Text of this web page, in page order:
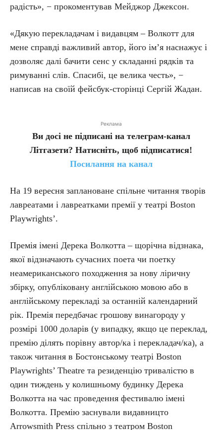
радість», − прокоментував Мейджор Джексон.
«Дякую перекладачам і видавцям – Волкотт для
мене справді важливий автор, його ім’я наснажує і
дозволяє далі бачити сенс у складанні рядків та
римуванні слів. Спасибі, це велика честь», −
написав на своїй фейсбук-сторінці Сергій Жадан.
Реклама
Ви досі не підписані на телеграм-канал
Літгазети? Натисніть, щоб підписатися!
Посилання на канал
На 19 вересня заплановане спільне читання творів
лавреатами і лавреатками премії у театрі Boston
Playwrights’.
Премія імені Дерека Волкотта – щорічна відзнака,
якої відзначають сучасних поета чи поетку
неамериканського походження за нову ліричну
збірку, опубліковану англійською мовою або в
англійському перекладі за останній календарний
рік. Премія передбачає грошову винагороду у
розмірі 1000 доларів (у випадку, якщо це переклад,
премію ділять порівну автор/ка і перекладач/ка), а
також читання в Бостонському театрі Boston
Playwrights’ Theatre та резиденцію тривалістю в
один тиждень у колишньому будинку Дерека
Волкотта на час проведення фестивалю імені
Волкотта. Премію заснували видавницто
Arrowsmith Press спільно з театром Boston